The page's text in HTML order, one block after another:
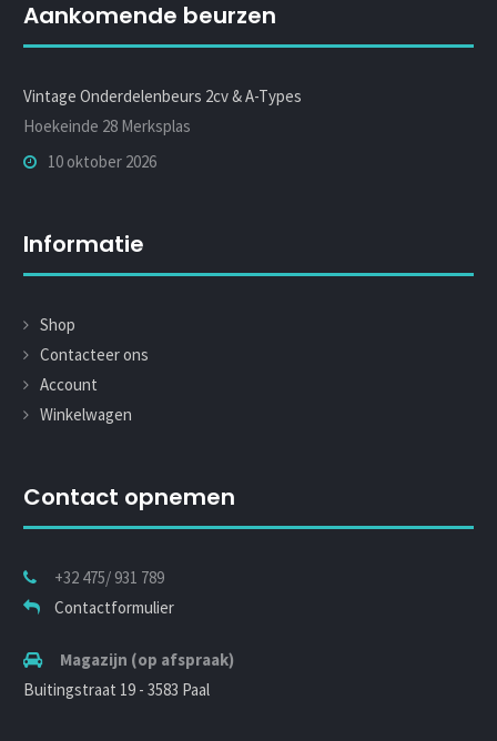
Aankomende beurzen
Vintage Onderdelenbeurs 2cv & A-Types
Hoekeinde 28 Merksplas
10 oktober 2026
Informatie
Shop
Contacteer ons
Account
Winkelwagen
Contact opnemen
+32 475/ 931 789
Contactformulier
Magazijn (op afspraak)
Buitingstraat 19 - 3583 Paal